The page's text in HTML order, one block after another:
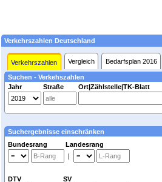
Verkehrszahlen Deutschland
Verkehrszahlen Vergleich Bedarfsplan 2016
Suchen - Verkehszahlen
Jahr
Straße Ort|Zählstelle|TK-Blatt
Suchergebnisse einschränken
Bundesrang Landesrang
|
DTV SV